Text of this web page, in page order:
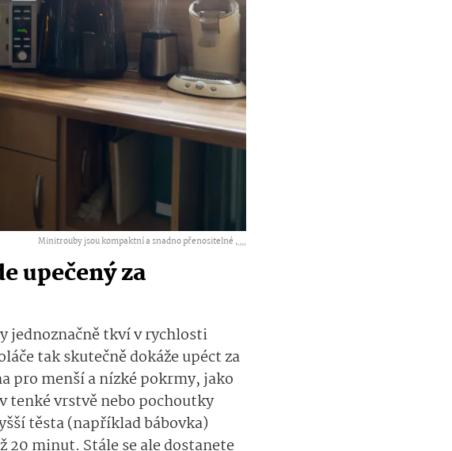
Minitrouby jsou kompaktní a snadno přenositelné ,...
upečený za
jednoznačně tkví v rychlosti
tak skutečně dokáže upéct za
pro menší a nízké pokrmy, jako
tenké vrstvě nebo pochoutky
těsta (například bábovka)